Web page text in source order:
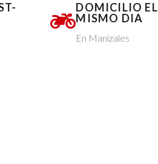
DOMICILIO EL
MISMO DIA
En Manizales